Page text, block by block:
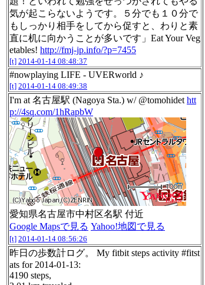
気が起こらないようです。５分でも１０分で
もしっかり相手をしてから促すと、わりと素
直に机に向かうことが多いです」Eat Your Veg
etables! http://fmj-jp.info/?p=7455
[t] 2014-01-14 08:48:37
#nowplaying LIFE - UVERworld ♪
[t] 2014-01-14 08:49:38
I'm at 名古屋駅 (Nagoya Sta.) w/ @tomohidethtt
p://4sq.com/1hRapbW
愛知県名古屋市中村区名駅 付近
Google Mapsで見る Yahoo!地図で見る
[t] 2014-01-14 08:56:26
昨日の歩数計ログ。 My fitbit steps activity #fitst
ats for 2014-01-13:
4190 steps,